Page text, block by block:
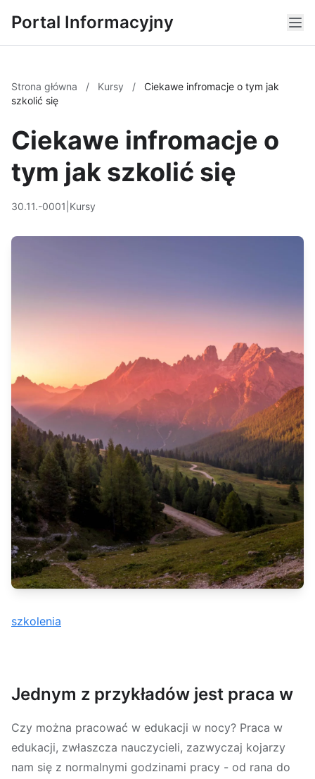
Portal Informacyjny
Strona główna / Kursy /
Ciekawe infromacje o tym jak
szkolić się
Ciekawe infromacje o
tym jak szkolić się
30.11.-0001 Kursy
szkolenia
Jednym z przykładów jest praca w
Czy można pracować w edukacji w nocy? Praca w
edukacji, zwłaszcza nauczycieli, zazwyczaj kojarzy
nam się z normalnymi godzinami pracy - od rana do